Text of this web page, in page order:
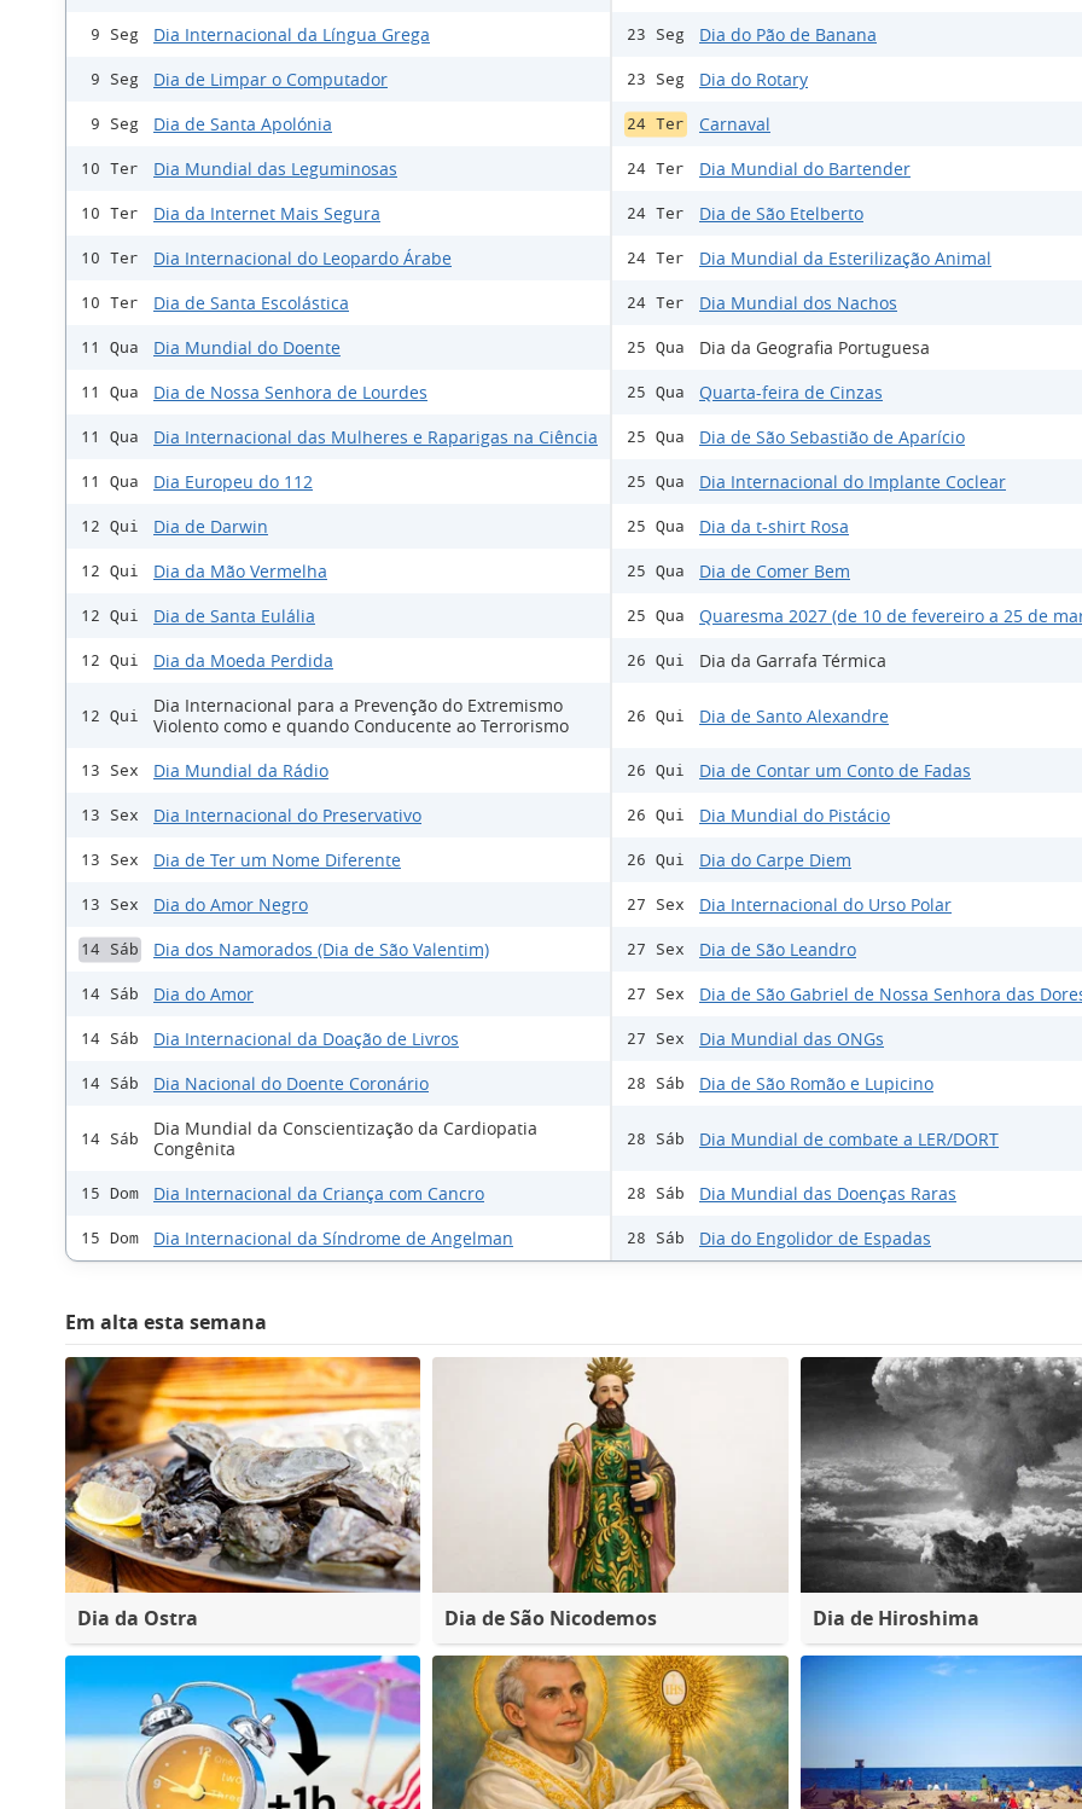
9 Seg Dia Internacional da Língua Grega
9 Seg Dia de Limpar o Computador
9 Seg Dia de Santa Apolónia
10 Ter Dia Mundial das Leguminosas
10 Ter Dia da Internet Mais Segura
10 Ter Dia Internacional do Leopardo Árabe
10 Ter Dia de Santa Escolástica
11 Qua Dia Mundial do Doente
11 Qua Dia de Nossa Senhora de Lourdes
11 Qua Dia Internacional das Mulheres e Raparigas na Ciência
11 Qua Dia Europeu do 112
12 Qui Dia de Darwin
12 Qui Dia da Mão Vermelha
12 Qui Dia de Santa Eulália
12 Qui Dia da Moeda Perdida
12 Qui
Dia Internacional para a Prevenção do Extremismo
Violento como e quando Conducente ao Terrorismo
13 Sex Dia Mundial da Rádio
13 Sex Dia Internacional do Preservativo
13 Sex Dia de Ter um Nome Diferente
13 Sex Dia do Amor Negro
14 Sáb Dia dos Namorados (Dia de São Valentim)
14 Sáb Dia do Amor
14 Sáb Dia Internacional da Doação de Livros
14 Sáb Dia Nacional do Doente Coronário
14 Sáb
Dia Mundial da Conscientização da Cardiopatia
Congênita
15 Dom Dia Internacional da Criança com Cancro
15 Dom Dia Internacional da Síndrome de Angelman
23 Seg Dia do Pão de Banana
23 Seg Dia do Rotary
24 Ter Carnaval
24 Ter Dia Mundial do Bartender
24 Ter Dia de São Etelberto
24 Ter Dia Mundial da Esterilização Animal
24 Ter Dia Mundial dos Nachos
25 Qua Dia da Geografia Portuguesa
25 Qua Quarta-feira de Cinzas
25 Qua Dia de São Sebastião de Aparício
25 Qua Dia Internacional do Implante Coclear
25 Qua Dia da t-shirt Rosa
25 Qua Dia de Comer Bem
25 Qua Quaresma 2027 (de 10 de fevereiro a 25 de
26 Qui Dia da Garrafa Térmica
26 Qui Dia de Santo Alexandre
26 Qui Dia de Contar um Conto de Fadas
26 Qui Dia Mundial do Pistácio
26 Qui Dia do Carpe Diem
27 Sex Dia Internacional do Urso Polar
27 Sex Dia de São Leandro
27 Sex Dia de São Gabriel de Nossa Senhora das
27 Sex Dia Mundial das ONGs
28 Sáb Dia de São Romão e Lupicino
28 Sáb Dia Mundial de combate a LER/DORT
28 Sáb Dia Mundial das Doenças Raras
28 Sáb Dia do Engolidor de Espadas
Em alta esta semana
Dia da Ostra Dia de São Nicodemos Dia de Hiroshima